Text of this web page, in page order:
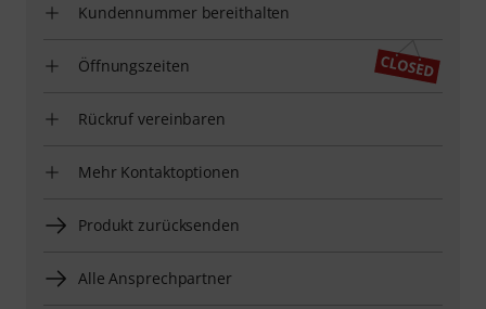
Kundennummer bereithalten
Öffnungszeiten
Rückruf vereinbaren
Mehr Kontaktoptionen
Produkt zurücksenden
Alle Ansprechpartner